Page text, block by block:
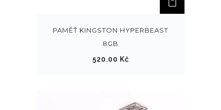
PAMĚŤ KINGSTON HYPERBEAST
8GB
520.00 Kč